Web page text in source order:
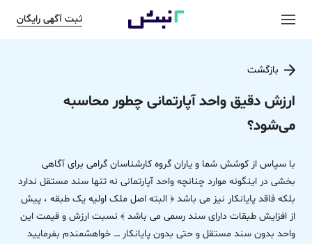
ثبت آگهی رایگان
بازگشت
ارزش دقیق واحد آپارتمانی چطور محاسبه
می‌شود؟
با سپاس از کوشش شما و یاران گروه کارشناسان گرامی برای آگاهی
بخشی در اینگونه موارد چنانچه واحد آپارتمانی نه تنها سند مستقل ندارد
بلکه فاقد پایانکار نیز می باشد ﴿ البته اصل ملک اولیه یک طبقه ، پیش
از افزایش طبقات دارای سند رسمی می باشد ﴾ نسبت ارزش و قیمت این
واحد بدون سند مستقل و حتی بدون ‌پایانکار … خواهشمندم بفرمایید